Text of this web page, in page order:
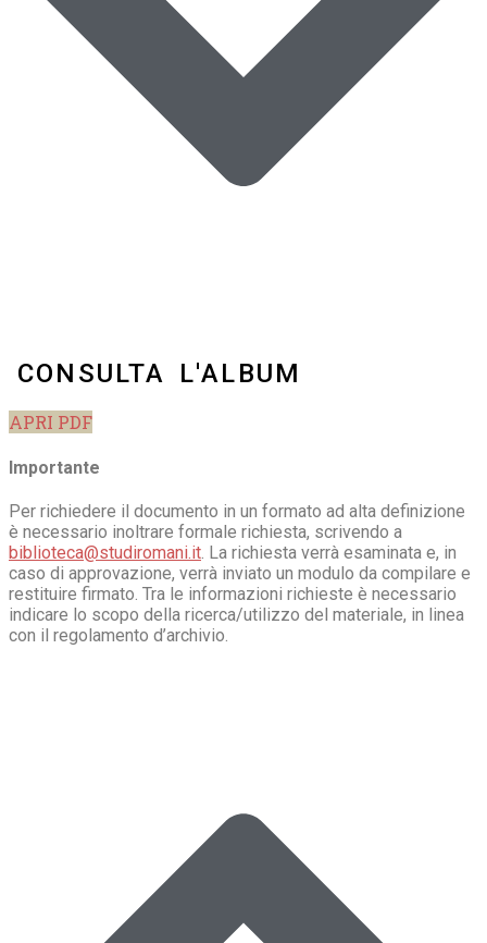
CONSULTA L'ALBUM
APRI PDF
Importante
Per richiedere il documento in un formato ad alta definizione
è necessario inoltrare formale richiesta, scrivendo a
biblioteca@studiromani.it. La richiesta verrà esaminata e, in
caso di approvazione, verrà inviato un modulo da compilare e
restituire firmato. Tra le informazioni richieste è necessario
indicare lo scopo della ricerca/utilizzo del materiale, in linea
con il regolamento d’archivio.